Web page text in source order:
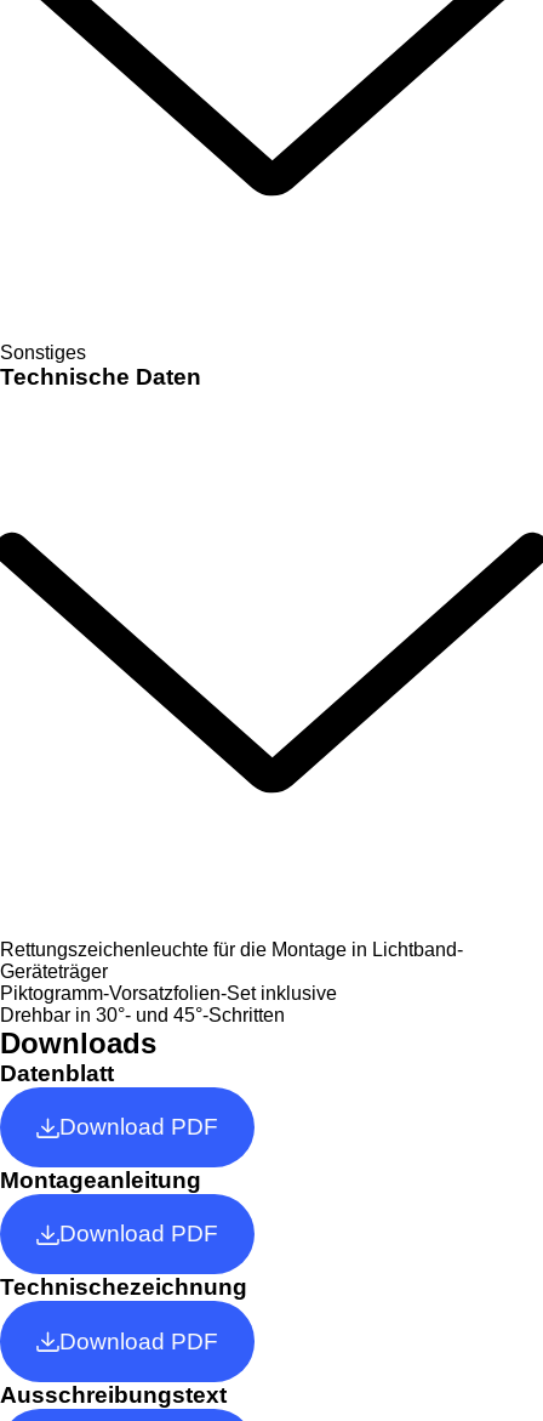
Sonstiges
Technische Daten
Rettungszeichenleuchte für die Montage in Lichtband-
Geräteträger
Piktogramm-Vorsatzfolien-Set inklusive
Drehbar in 30°- und 45°-Schritten
Downloads
Datenblatt
Download PDF
Montageanleitung
Download PDF
Technischezeichnung
Download PDF
Ausschreibungstext